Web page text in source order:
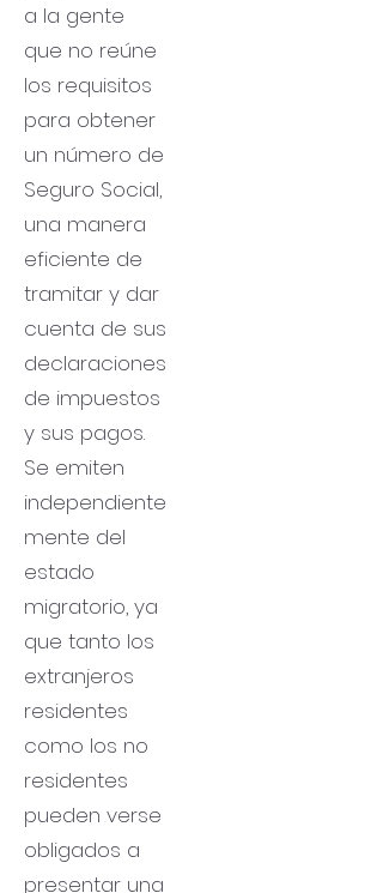
a la gente
que no reúne
los requisitos
para obtener
un número de
Seguro Social,
una manera
eficiente de
tramitar y dar
cuenta de sus
declaraciones
de impuestos
y sus pagos.
Se emiten
independiente
mente del
estado
migratorio, ya
que tanto los
extranjeros
residentes
como los no
residentes
pueden verse
obligados a
presentar una